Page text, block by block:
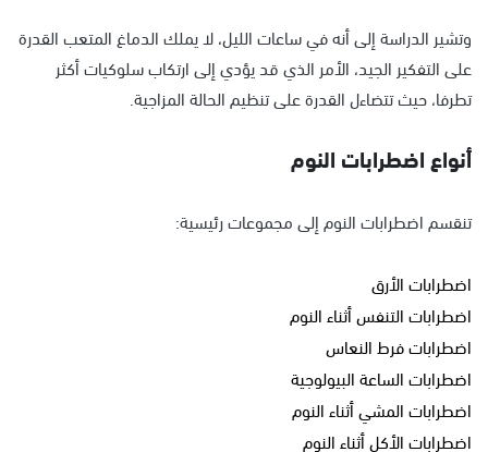
وتشير الدراسة إلى أنه في ساعات الليل، لا يملك الدماغ المتعب القدرة
على التفكير الجيد، الأمر الذي قد يؤدي إلى ارتكاب سلوكيات أكثر
تطرفا، حيث تتضاءل القدرة على تنظيم الحالة المزاجية.
أنواع اضطرابات النوم
تنقسم اضطرابات النوم إلى مجموعات رئيسية:
اضطرابات الأرق
اضطرابات التنفس أثناء النوم
اضطرابات فرط النعاس
اضطرابات الساعة البيولوجية
اضطرابات المشي أثناء النوم
اضطرابات الأكل أثناء النوم